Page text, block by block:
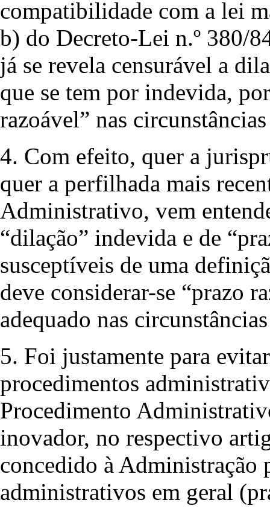
compatibilidade com a lei
b) do Decreto-Lei n.º 380/
já se revela censurável a
que se tem por indevida,
razoável” nas
4. Com efeito, quer a
quer a perfilhada mais
Administrativo, vem
“dilação” indevida e de
susceptíveis de uma
deve considerar-se “prazo
adequado nas
5. Foi justamente para
procedimentos
Procedimento
inovador, no respectivo
concedido à Administração
administrativos em geral